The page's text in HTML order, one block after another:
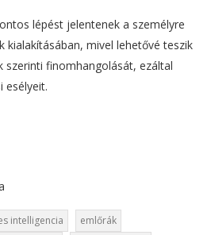
lépést jelentenek a személyre
kialakításában, mivel lehetővé teszik
szerinti finomhangolását, ezáltal
esélyeit.
intelligencia
emlőrák